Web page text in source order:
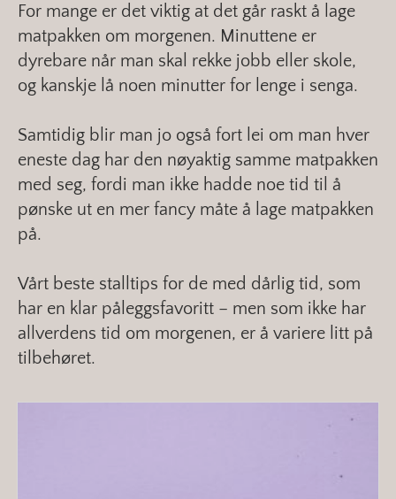
For mange er det viktig at det går raskt å lage
matpakken om morgenen. Minuttene er
dyrebare når man skal rekke jobb eller skole,
og kanskje lå noen minutter for lenge i senga.
Samtidig blir man jo også fort lei om man hver
eneste dag har den nøyaktig samme matpakken
med seg, fordi man ikke hadde noe tid til å
pønske ut en mer fancy måte å lage matpakken
på.
Vårt beste stalltips for de med dårlig tid, som
har en klar påleggsfavoritt – men som ikke har
allverdens tid om morgenen, er å variere litt på
tilbehøret.